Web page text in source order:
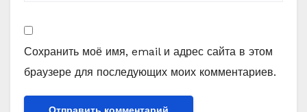
Сохранить моё имя, email и адрес сайта в этом
браузере для последующих моих комментариев.